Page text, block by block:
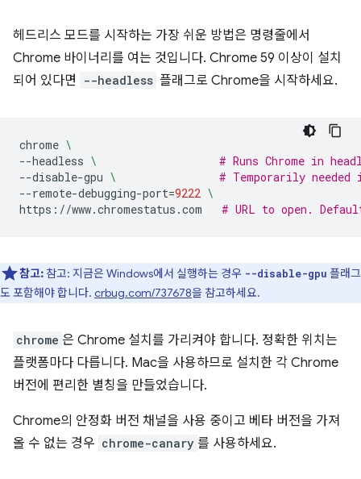
헤드리스 모드를 시작하는 가장 쉬운 방법은 명령줄에서
Chrome 바이너리를 여는 것입니다. Chrome 59 이상이 설치
되어 있다면
--headless 플래그로 Chrome을 시작하세요.
chrome \
--headless \
# Runs Chrome in
--disable-gpu \
# Temporarily needed
--remote-debugging-port=9222 \
https://www.chromestatus.com
# URL to open.
참고: 참고: 지금은 Windows에서 실행하는 경우 --disable-gpu 플래그
도 포함해야 합니다. crbug.com/737678을 참고하세요.
chrome 은 Chrome 설치를 가리켜야 합니다. 정확한 위치는
플랫폼마다 다릅니다. Mac을 사용하므로 설치한 각 Chrome
버전에 편리한 별칭을 만들었습니다.
Chrome의 안정화 버전 채널을 사용 중이고 베타 버전을 가져
올 수 없는 경우 chrome-canary 를 사용하세요.